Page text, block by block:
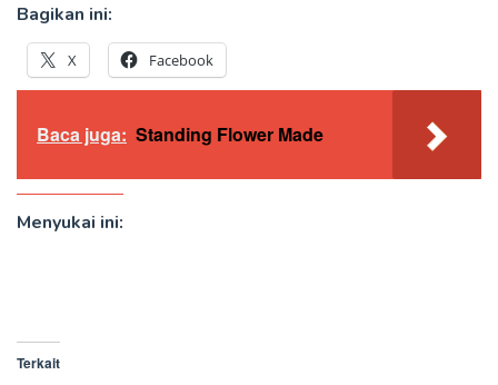
Bagikan ini:
X Facebook
Baca juga: Standing Flower Made
Menyukai ini:
Terkait